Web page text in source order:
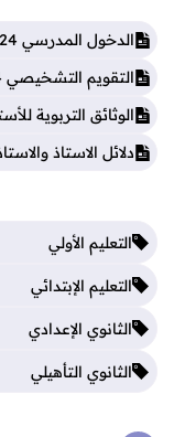
الدخول المدرسي 2024 - 2025
التقويم التشخيصي 2024 - 2025
الوثائق التربوية للأستاذ
دلائل الاستاذ والاستاذة 2025 -
التعليم الأولي
التعليم الإبتدائي
الثانوي الإعدادي
الثانوي التأهيلي